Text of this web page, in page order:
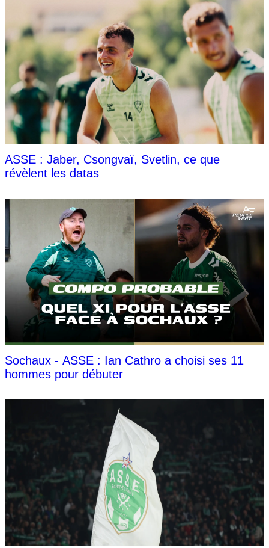
ASSE : Jaber, Csongvaï, Svetlin, ce que
révèlent les datas
Sochaux - ASSE : Ian Cathro a choisi ses 11
hommes pour débuter